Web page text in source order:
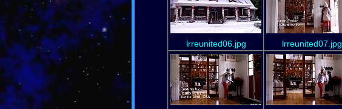
lrreunited06.jpg lrreunited07.jpg